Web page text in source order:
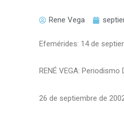
Rene Vega
Efemérides: 14 de
RENÉ VEGA:
26 de septiembre de